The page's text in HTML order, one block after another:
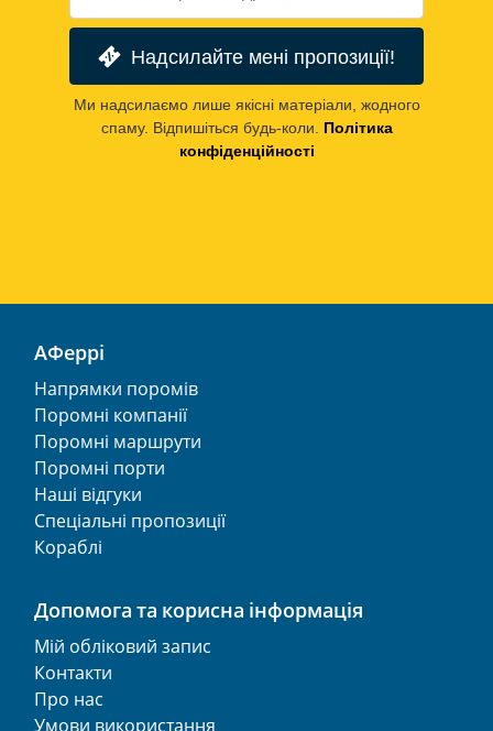
Надсилайте мені пропозиції!
Ми надсилаємо лише якісні матеріали, жодного
спаму. Відпишіться будь-коли.
Політика
конфіденційності
АФеррі
Напрямки поромів
Поромні компанії
Поромні маршрути
Поромні порти
Наші відгуки
Спеціальні пропозиції
Кораблі
Допомога та корисна інформація
Мій обліковий запис
Контакти
Про нас
Умови використання